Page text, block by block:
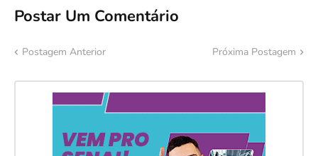
Postar Um Comentário
Postagem Anterior Próxima Postagem